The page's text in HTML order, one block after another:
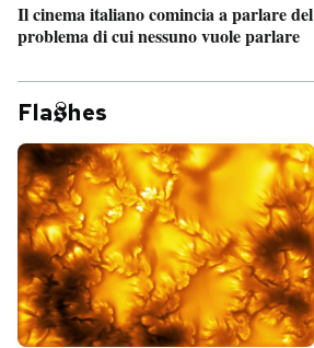
Il cinema italiano comincia a parlare del
problema di cui nessuno vuole parlare
Fla hes